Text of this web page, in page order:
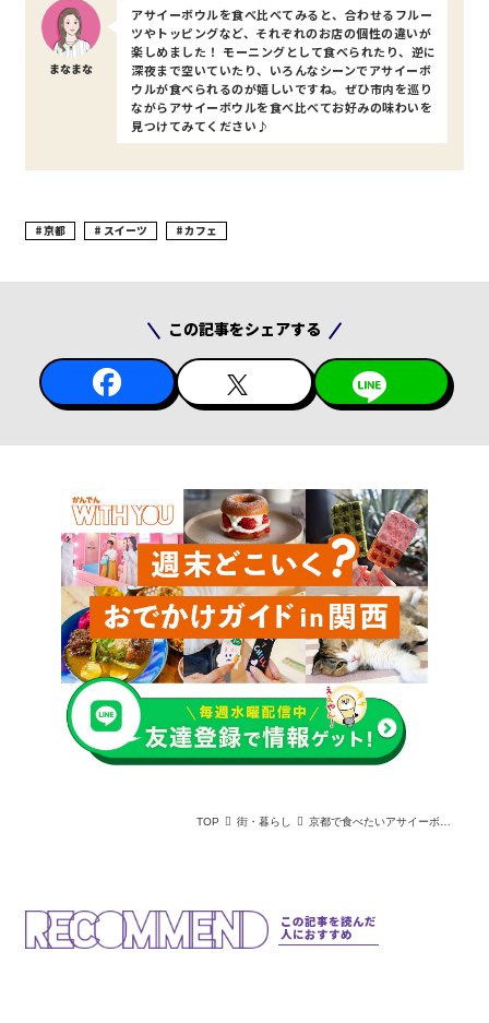
まなまな
アサイーボウルを食べ比べてみると、合わせるフルー
ツやトッピングなど、それぞれのお店の個性の違いが
楽しめました！ モーニングとして食べられたり、逆に
深夜まで空いていたり、いろんなシーンでアサイーボ
ウルが食べられるのが嬉しいですね。ぜひ市内を巡り
ながらアサイーボウルを食べ比べてお好みの味わいを
見つけてみてください♪
京都 スイーツ カフェ
この記事をシェアする
TOP 街・暮らし
この記事を読んだ
人におすすめ